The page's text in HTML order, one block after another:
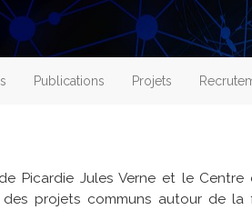
Publications Projets
Picardie Jules Verne et le
des projets communs autour de